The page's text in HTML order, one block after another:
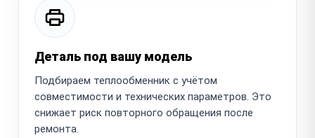
Деталь под вашу модель
Подбираем теплообменник с учётом
совместимости и технических параметров. Это
снижает риск повторного обращения после
ремонта.